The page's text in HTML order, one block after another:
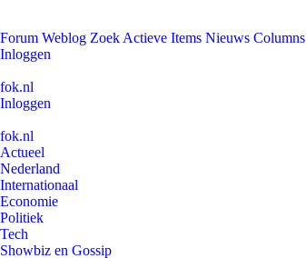
Forum Weblog Zoek Actieve Items Nieuws Columns
Inloggen
fok.nl
Inloggen
fok.nl
Actueel
Nederland
Internationaal
Economie
Politiek
Tech
Showbiz en Gossip